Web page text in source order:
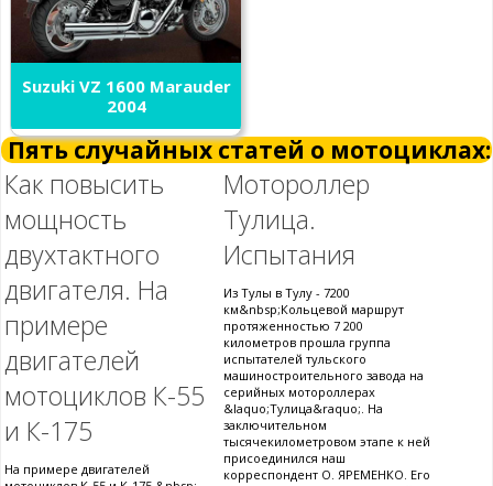
Suzuki VZ 1600 Marauder
2004
Пять случайных статей о мотоциклах:
Как повысить
мощность
двухтактного
двигателя. На
примере
двигателей
мотоциклов К-55
и К-175
На примере двигателей
Мотороллер
Тулица.
Испытания
Из Тулы в Тулу - 7200
км&nbsp;Кольцевой маршрут
протяженностью 7 200
километров прошла группа
испытателей тульского
машиностроительного завода на
серийных мотороллерах
&laquo;Тулица&raquo;. На
заключительном
тысячекилометровом этапе к ней
присоединился наш
корреспондент О. ЯРЕМЕНКО. Его